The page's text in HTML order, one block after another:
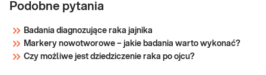
Podobne pytania
Badania diagnozujące raka jajnika
Markery nowotworowe – jakie badania warto wykonać?
Czy możliwe jest dziedziczenie raka po ojcu?